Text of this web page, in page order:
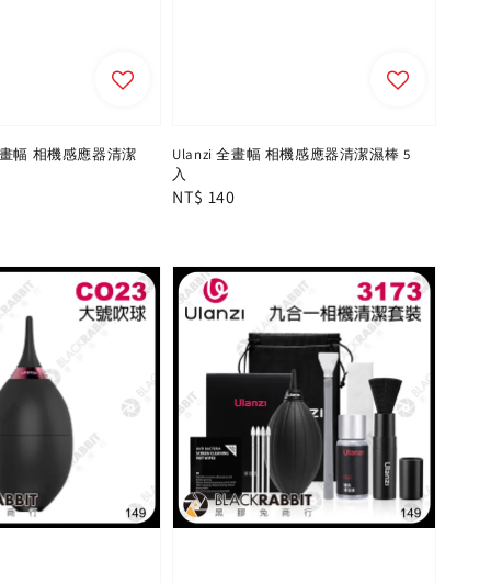
幅 相機感應器清潔
Ulanzi 全畫幅 相機感應器清潔濕棒 5
入
Regular
NT$ 140